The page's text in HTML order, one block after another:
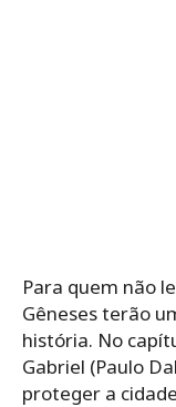
Para quem não
Gêneses terão
história. No
Gabriel (Paulo
proteger a